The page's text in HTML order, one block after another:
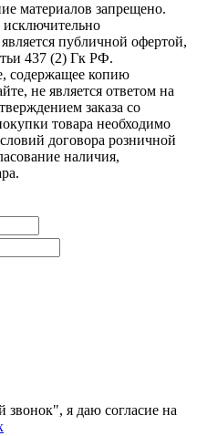
материалов запрещено.
исключительно
публичной офертой,
437 (2) Гк РФ.
содержащее копию
не является ответом на
заказа со
товара необходимо
договора розничной
наличия,
я даю согласие на